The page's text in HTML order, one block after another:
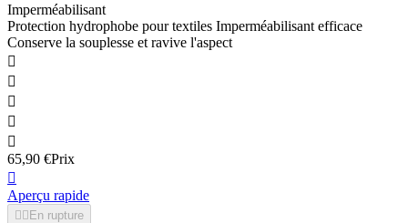
Imperméabilisant
Protection hydrophobe pour textiles Imperméabilisant efficace
Conserve la souplesse et ravive l'aspect





65,90 €Prix

Aperçu rapide
En rupture